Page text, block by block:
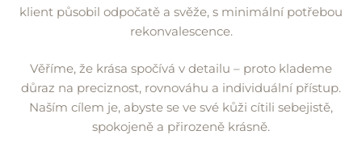
klient působil odpočatě a svěže, s minimální potřebou
rekonvalescence.
Věříme, že krása spočívá v detailu – proto klademe
důraz na preciznost, rovnováhu a individuální přístup.
Naším cílem je, abyste se ve své kůži cítili sebejistě,
spokojeně a přirozeně krásně.